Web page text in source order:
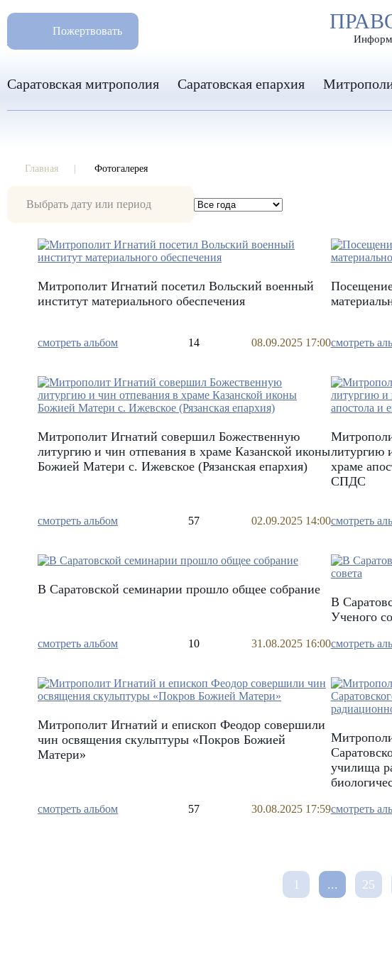
РАЗМЕР
Пожертвовать
8 960 346 31 04
info-sar@mail.ru
Саратовская митрополия Саратовская епархия
Главная Фотогалерея
Фотогалерея
Митрополит Игнатий посетил Вольский военный
институт материального обеспечения
смотреть альбом 14 08.09.2025 17:00смотреть
Митрополит Игнатий совершил Божественную
литургию и чин отпевания в храме Казанской иконы
Божией Матери с. Ижевское (Рязанская епархия)
смотреть альбом 57 02.09.2025 14:00
литургию
храме
СПДС
смотреть
В Саратовской семинарии прошло общее собрание
смотреть альбом 10 31.08.2025 16:00
В
Ученого
смотреть
Митрополит Игнатий и епископ Феодор совершили
чин освящения скульптуры «Покров Божией
Матери»
смотреть альбом 57 30.08.2025 17:59
училища
смотреть
1 ... 25